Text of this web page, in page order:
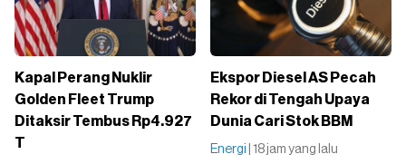
Kapal Perang Nuklir
Golden Fleet Trump
Ditaksir Tembus Rp4.927
T
Ekspor Diesel AS Pecah
Rekor di Tengah Upaya
Dunia Cari Stok BBM
Energi | 18 jam yang lalu